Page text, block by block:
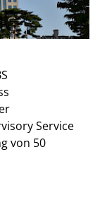
Service
von 50